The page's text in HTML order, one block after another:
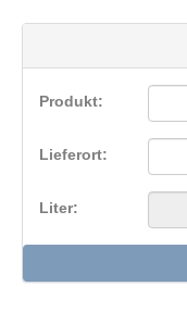
Produkt:
Lieferort:
liter: